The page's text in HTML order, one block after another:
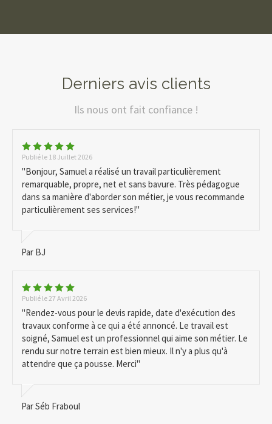
Derniers avis clients
Ils nous ont fait confiance !
Publié le 18 Juillet 2026
"Bonjour, Samuel a réalisé un travail particulièrement
remarquable, propre, net et sans bavure. Très pédagogue
dans sa manière d'aborder son métier, je vous recommande
particulièrement ses services!"
Par BJ
Publié le 27 Avril 2026
"Rendez-vous pour le devis rapide, date d'exécution des
travaux conforme à ce qui a été annoncé. Le travail est
soigné, Samuel est un professionnel qui aime son métier. Le
rendu sur notre terrain est bien mieux. Il n'y a plus qu'à
attendre que ça pousse. Merci"
Par Séb Fraboul